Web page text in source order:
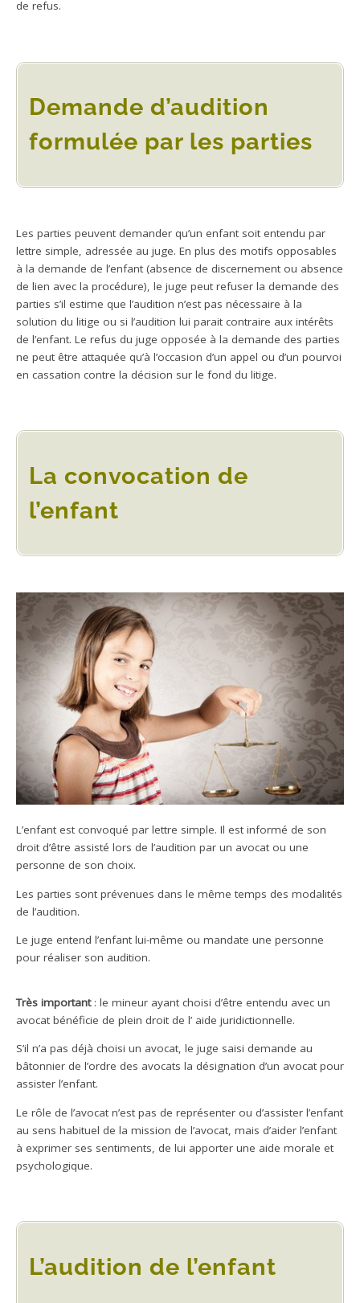
de refus.
Demande d’audition
formulée par les parties
Les parties peuvent demander qu’un enfant soit entendu par
lettre simple, adressée au juge. En plus des motifs opposables
à la demande de l’enfant (absence de discernement ou absence
de lien avec la procédure), le juge peut refuser la demande des
parties s’il estime que l’audition n’est pas nécessaire à la
solution du litige ou si l’audition lui parait contraire aux intérêts
de l’enfant. Le refus du juge opposée à la demande des parties
ne peut être attaquée qu’à l’occasion d’un appel ou d’un pourvoi
en cassation contre la décision sur le fond du litige.
La convocation de
l’enfant
L’enfant est convoqué par lettre simple. Il est informé de son
droit d’être assisté lors de l’audition par un avocat ou une
personne de son choix.
Les parties sont prévenues dans le même temps des modalités
de l’audition.
Le juge entend l’enfant lui-même ou mandate une personne
pour réaliser son audition.
Très important: le mineur ayant choisi d’être entendu avec un
avocat bénéficie de plein droit de l’ aide juridictionnelle.
S’il n’a pas déjà choisi un avocat, le juge saisi demande au
bâtonnier de l’ordre des avocats la désignation d’un avocat pour
assister l’enfant.
Le rôle de l’avocat n’est pas de représenter ou d’assister l’enfant
au sens habituel de la mission de l’avocat, mais d’aider l’enfant
à exprimer ses sentiments, de lui apporter une aide morale et
psychologique.
L’audition de l’enfant